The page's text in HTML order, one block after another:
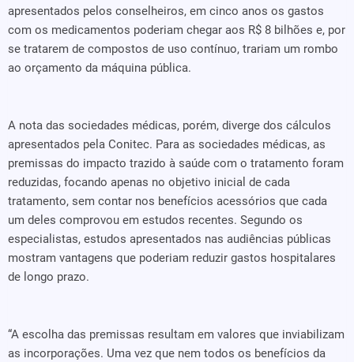
apresentados pelos conselheiros, em cinco anos os gastos
com os medicamentos poderiam chegar aos R$ 8 bilhões e, por
se tratarem de compostos de uso contínuo, trariam um rombo
ao orçamento da máquina pública.
A nota das sociedades médicas, porém, diverge dos cálculos
apresentados pela Conitec. Para as sociedades médicas, as
premissas do impacto trazido à saúde com o tratamento foram
reduzidas, focando apenas no objetivo inicial de cada
tratamento, sem contar nos benefícios acessórios que cada
um deles comprovou em estudos recentes. Segundo os
especialistas, estudos apresentados nas audiências públicas
mostram vantagens que poderiam reduzir gastos hospitalares
de longo prazo.
“A escolha das premissas resultam em valores que inviabilizam
as incorporações. Uma vez que nem todos os benefícios da